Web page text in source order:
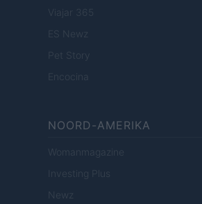
Viajar 365
ES Newz
Pet Story
Encocina
NOORD-AMERIKA
Womanmagazine
Investing Plus
Newz